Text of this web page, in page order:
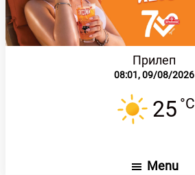
Прилеп
08:01,09/08/2026
25 °C
Menu